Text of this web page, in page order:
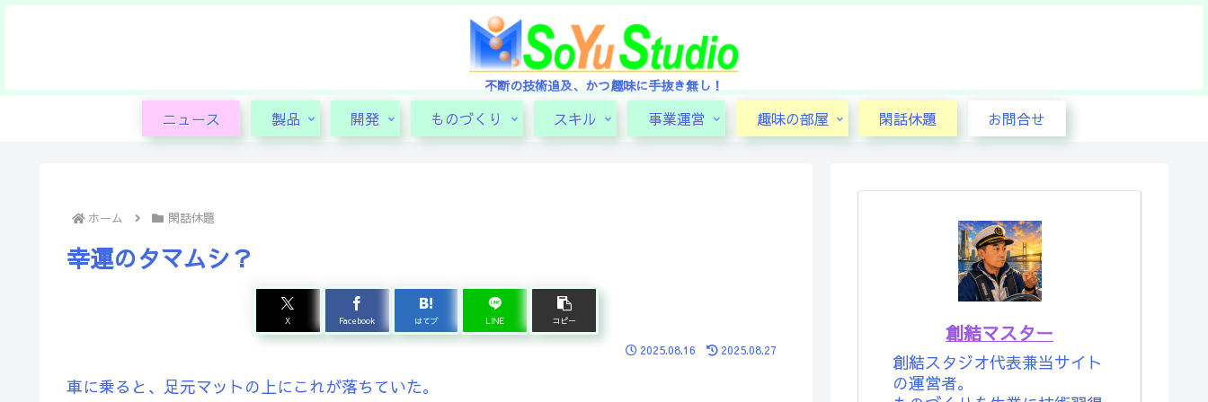
不断の技術追及、かつ趣味に手抜き無し！
ニュース 製品 開発 ものづくり スキル 事業運営 趣味の部屋 閑話休題 お問合せ
ホーム 閑話休題
幸運のタマムシ？
X Facebook はてブ LINE コピー
2025.08.16 2025.08.27
車に乗ると、足元マットの上にこれが落ちていた。
創結マスター
創結スタジオ代表兼当サイト
の運営者。